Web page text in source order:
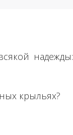
надежды:
крыльях?